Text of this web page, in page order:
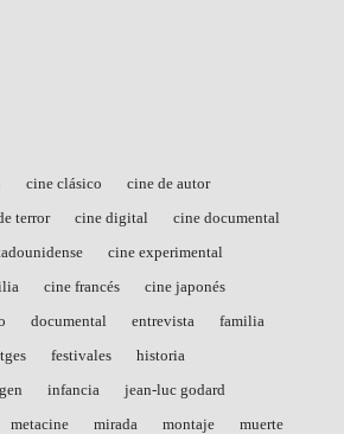
cine clásico
cine de autor
terror cine digital
cine documental
cine experimental
cine francés
cine japonés
documental entrevista
familia
festivales
historia
infancia
jean-luc godard
metacine mirada montaje
muerte